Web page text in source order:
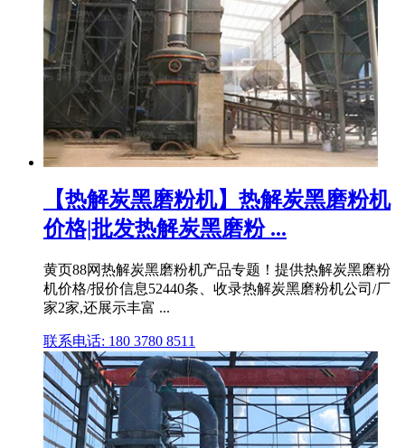
【热解炭黑磨粉机】热解炭黑磨粉机
价格|批发热解炭黑磨粉 ...
黄页88网热解炭黑磨粉机产品专题！提供热解炭黑磨粉
机价格/报价信息52440条、收录热解炭黑磨粉机公司/厂
家2家,还展示丰富 ...
联系电话: 180 3780 8511